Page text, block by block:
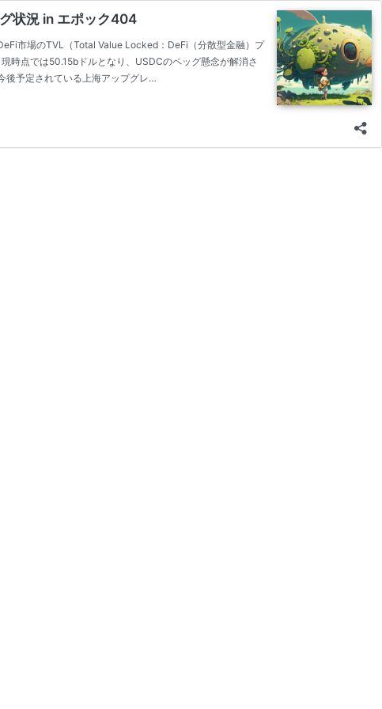
状況 in エポック404
市場のTVL（Total Value Locked：DeFi（分散型金融）プ
時点では50.15bドルとなり、USDCのペッグ懸念が解消さ
後予定されている上海アップグレ…